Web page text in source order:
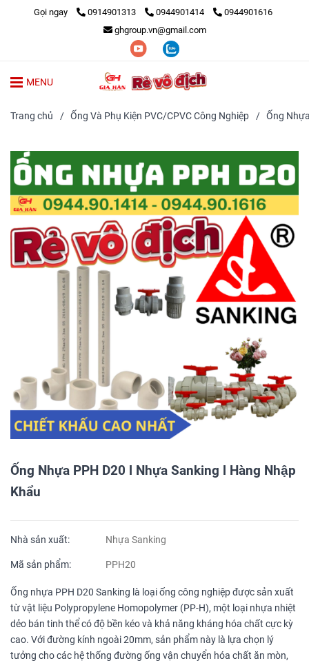
Gọi ngay 0914901313 0944901414
0944901616
ghgroup.vn@gmail.com
MENU
Trang chủ / Ống Và Phụ Kiện PVC/CPVC Công Nghiệp / Ống
Ống Nhựa PPH D20 l Nhựa Sanking l Hàng Nhập
Khẩu
Nhà sản xuất: Nhựa Sanking
Mã sản phẩm: PPH20
Ống nhựa PPH D20 Sanking là loại ống công nghiệp được sản xuất
từ vật liệu Polypropylene Homopolymer (PP-H), một loại nhựa nhiệt
dẻo bán tinh thể có độ bền kéo và khả năng kháng hóa chất cực kỳ
cao. Với đường kính ngoài 20mm, sản phẩm này là lựa chọn lý
tưởng cho các hệ thống đường ống vận chuyển hóa chất ăn mòn,